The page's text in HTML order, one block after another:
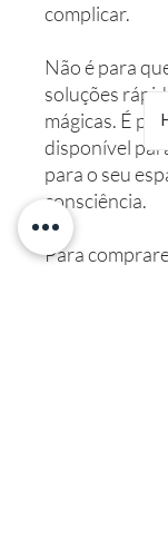
complicar.
Não é para
soluções
mágicas. É
disponível
para o seu
consciência.
Para